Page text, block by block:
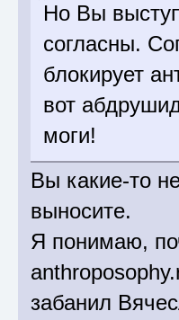
Но Вы
согласны.
блокирует
вот
моги!
Вы какие-то
выносите.
Я понимаю,
забанил